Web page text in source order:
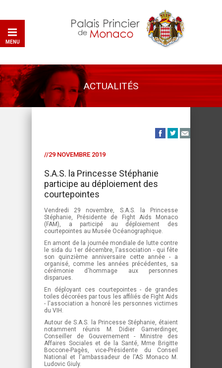
MENU
ACTUALITÉS
//29 NOVEMBRE 2019
S.A.S. la Princesse Stéphanie
participe au déploiement des
courtepointes
Vendredi 29 novembre, S.A.S. la Princesse
Stéphanie, Présidente de Fight Aids Monaco
(FAM), a participé au déploiement des
courtepointes au Musée Océanographique.
En amont de la journée mondiale de lutte contre
le sida du 1er décembre, l'association - qui fête
son quinzième anniversaire cette année - a
organisé, comme les années précédentes, sa
cérémonie d'hommage aux personnes
disparues.
En déployant ces courtepointes - de grandes
toiles décorées par tous les affiliés de Fight Aids
- l'association a honoré les personnes victimes
du VIH.
Autour de S.A.S. la Princesse Stéphanie, étaient
notamment réunis M. Didier Gamerdinger,
Conseiller de Gouvernement - Ministre des
Affaires Sociales et de la Santé, Mme Brigitte
Boccone-Pagès, vice-Présidente du Conseil
National et l'ambassadeur de l'AS Monaco M.
Ludovic Giuly.